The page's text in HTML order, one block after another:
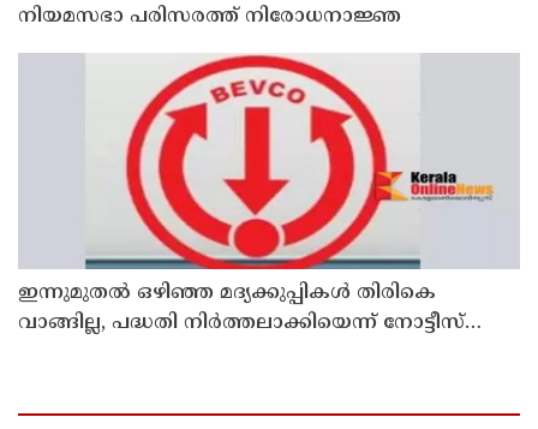
നിയമസഭാ പരിസരത്ത് നിരോധനാജ്ഞ
ഇന്നുമുതല്‍ ഒഴിഞ്ഞ മദ്യക്കുപ്പികള്‍ തിരികെ
വാങ്ങില്ല, പദ്ധതി നിര്‍ത്തലാക്കിയെന്ന് നോട്ടീസ്